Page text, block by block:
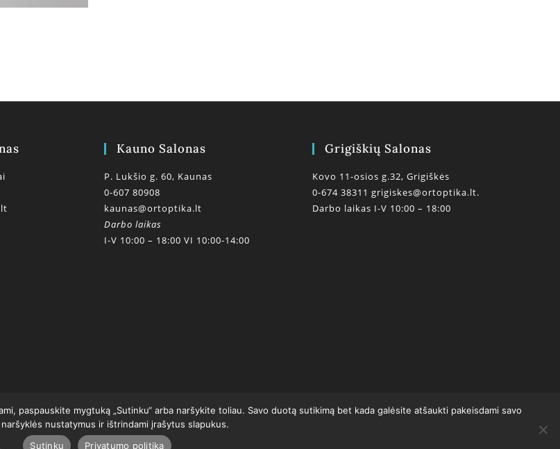
Kauno Salonas
P. Lukšio g. 60, Kaunas
0-607 80908
kaunas@ortoptika.lt
Darbo laikas
I-V 10:00 – 18:00 VI 10:00-14:00
Grigiškių Salonas
Kovo 11-osios g.32, Grigiškės
0-674 38311 grigiskes@ortoptika.lt.
Darbo laikas I-V 10:00 – 18:00
paspauskite mygtuką „Sutinku“ arba naršykite toliau. Savo duotą sutikimą bet kada galėsite atšaukti pakeisdami savo
nustatymus ir ištrindami įrašytus slapukus.
Sutinku
Privatumo politika